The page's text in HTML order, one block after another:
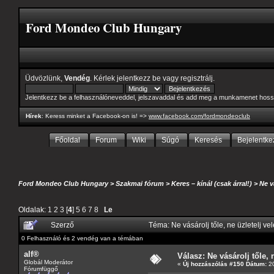
Ford Mondeo Club Hungary
Üdvözlünk, Vendég . Kérlek jelentkezz be vagy regisztrálj
Jelentkezz be a felhasználóneveddel, jelszavaddal és add meg a munkamenet
Hírek: Keress minket a Facebook-on is! => www.facebook.com/fordmondeoclub
Főoldal Forum Wiki Súgó Keresés
Ford Mondeo Club Hungary>Szakmai fórum >Keres – kínál (csak árral!) >Ne
Oldalak: 1 2 3 [4] 5 6 7 8
Le
Szerző
Téma: Ne vásárolj tőle, ne üzletelj
0 Felhasználó és 2 vendég van a témában
alf®
Globál Moderátor
Fórumfüggő
Válasz: Ne vásárolj tőle,
« Új hozzászólás #150 Dátum: